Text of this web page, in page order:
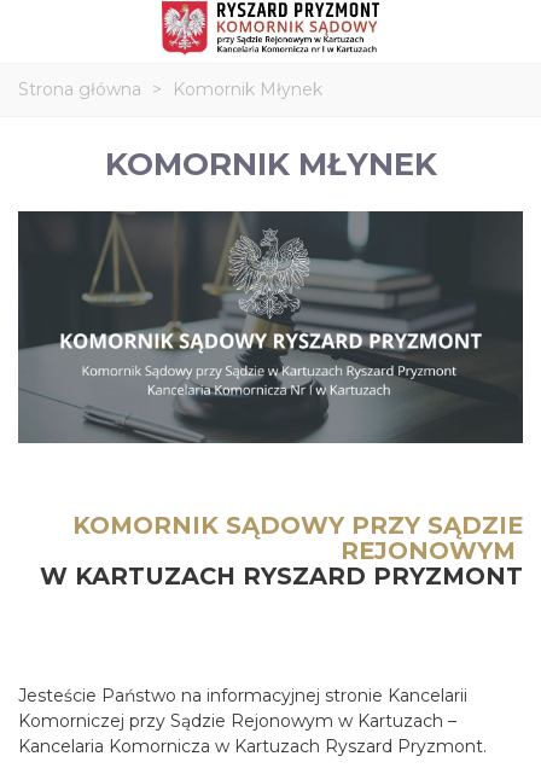
Strona główna > Komornik Młynek
KOMORNIK MŁYNEK
KOMORNIK SĄDOWY PRZY SĄDZIE
REJONOWYM
W KARTUZACH RYSZARD PRYZMONT
Jesteście Państwo na informacyjnej stronie Kancelarii
Komorniczej przy Sądzie Rejonowym w Kartuzach –
Kancelaria Komornicza w Kartuzach Ryszard Pryzmont.